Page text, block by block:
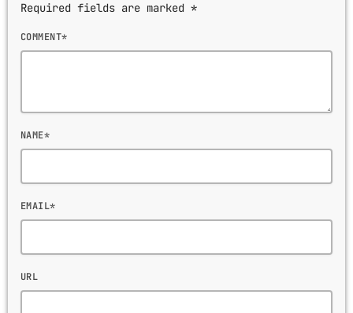
Required fields are marked *
COMMENT*
NAME*
EMAIL*
URL